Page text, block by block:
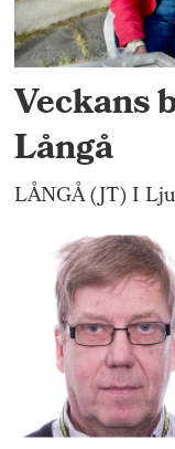
Veckans
Långå
LÅNGÅ (JT) I